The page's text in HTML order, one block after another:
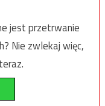
jest przetrwanie
Nie zwlekaj więc,